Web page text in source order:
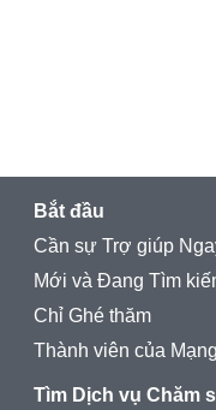
Bắt đầu
Cần sự Trợ giúp
Mới và Đang Tìm
Chỉ Ghé thăm
Thành viên của
Tìm Dịch vụ Chăm